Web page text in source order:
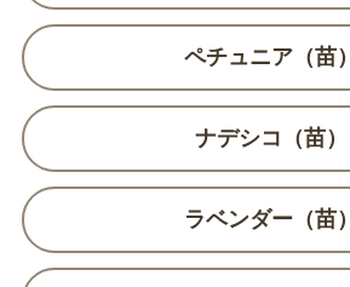
ペチュニア（苗）
ナデシコ（苗）
ラベンダー（苗）